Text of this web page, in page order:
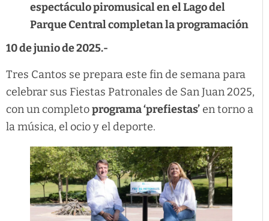
espectáculo piromusical en el Lago del
Parque Central completan la programación
10 de junio de 2025.-
Tres Cantos se prepara este fin de semana para
celebrar sus Fiestas Patronales de San Juan 2025,
con un completoprograma ‘prefiestas’ en torno a
la música, el ocio y el deporte.